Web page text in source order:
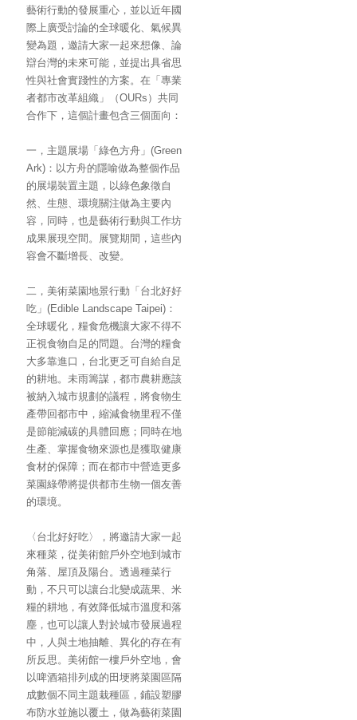
藝術行動的發展重心，並以近年國
際上廣受討論的全球暖化、氣候異
變為題，邀請大家一起來想像、論
辯台灣的未來可能，並提出具省思
性與社會實踐性的方案。在「專業
者都市改革組織」（OURs）共同
合作下，這個計畫包含三個面向：
一，主題展場「綠色方舟」(Green
Ark)：以方舟的隱喻做為整個作品
的展場裝置主題，以綠色象徵自
然、生態、環境關注做為主要內
容，同時，也是藝術行動與工作坊
成果展現空間。展覽期間，這些內
容會不斷增長、改變。
二， 美術菜園地景行動「台北好好
吃」 (Edible Landscape Taipei)：
全球暖化，糧食危機讓大家不得不
正視食物自足的問題。台灣的糧食
大多靠進口，台北更乏可自給自足
的耕地。未雨籌謀，都市農耕應該
被納入城市規劃的議程，將食物生
產帶回都市中，縮減食物里程不僅
是節能減碳的具體回應；同時在地
生產、掌握食物來源也是獲取健康
食材的保障；而在都市中營造更多
菜園綠帶將提供都市生物一個友善
的環境。
〈台北好好吃〉，將邀請大家一起
來種菜，從美術館戶外空地到城市
角落、屋頂及陽台。透過種菜行
動，不只可以讓台北變成蔬果、米
糧的耕地，有效降低城市溫度和落
塵，也可以讓人對於城市發展過程
中，人與土地抽離、異化的存在有
所反思。美術館一樓戶外空地，會
以啤酒箱排列成的田埂將菜園區隔
成數個不同主題栽種區，鋪設塑膠
布防水並施以覆土，做為藝術菜園